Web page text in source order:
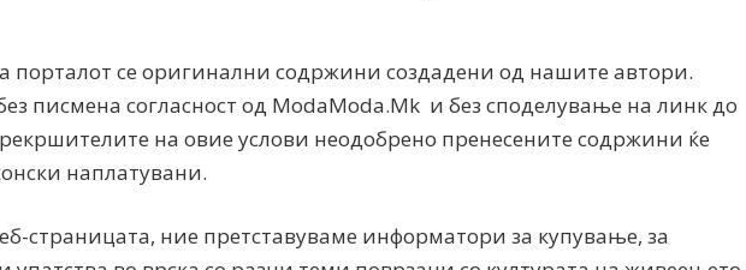
порталот се оригинални содржини создадени од нашите автори.
писмена согласност од ModaModa.Mk и без споделување на линк до
на овие услови неодобрено пренесените содржини ќе
наплатувани.
страницата, ние претставуваме информатори за купување, за